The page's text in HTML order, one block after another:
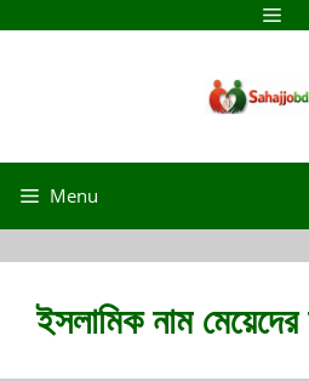
Menu
ইসলামিক নাম